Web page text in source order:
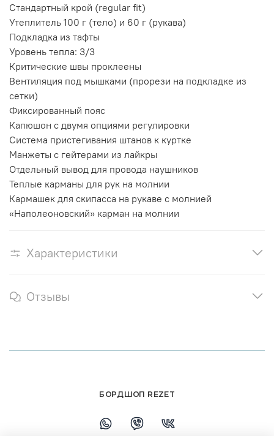
Стандартный крой (regular fit)
Утеплитель 100 г (тело) и 60 г (рукава)
Подкладка из тафты
Уровень тепла: 3/3
Критические швы проклеены
Вентиляция под мышками (прорези на подкладке из
сетки)
Фиксированный пояс
Капюшон с двумя опциями регулировки
Система пристегивания штанов к куртке
Манжеты с гейтерами из лайкры
Отдельный вывод для провода наушников
Теплые карманы для рук на молнии
Кармашек для скипасса на рукаве с молнией
«Наполеоновский» карман на молнии
Характеристики
Отзывы
БОРДШОП REZET